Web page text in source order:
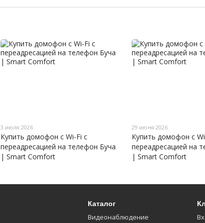
3 июля 2026
Купить домофон с Wi-Fi с
переадресацией на телефон Буча
| Smart Comfort
29 июня 2026
Купить домофон с
переадресацией на
| Smart Comfort
Каталог
Видеонаблюдение